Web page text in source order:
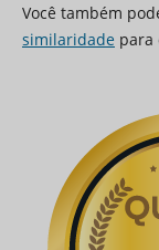
Você também
similaridade para